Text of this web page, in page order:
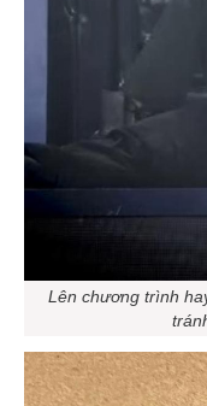
Lên chương trình